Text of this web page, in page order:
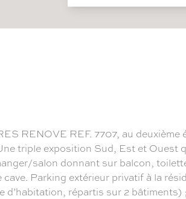
RENOVE REF. 7707, au deuxième
triple exposition Sud, Est et Ouest
salon donnant sur balcon,
Parking extérieur privatif à la
répartis sur 2